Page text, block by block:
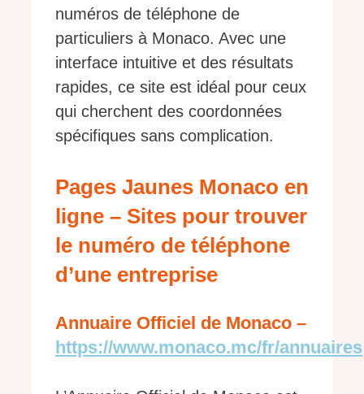
numéros de téléphone de
particuliers à Monaco. Avec une
interface intuitive et des résultats
rapides, ce site est idéal pour ceux
qui cherchent des coordonnées
spécifiques sans complication.
Pages Jaunes Monaco en
ligne – Sites pour trouver
le numéro de téléphone
d’une entreprise
Annuaire Officiel de Monaco –
https://www.monaco.mc/fr/annuaires